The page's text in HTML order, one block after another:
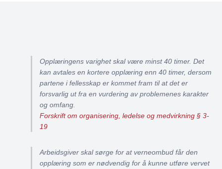
Opplæringens varighet skal være minst 40 timer. Det
kan avtales en kortere opplæring enn 40 timer, dersom
partene i fellesskap er kommet fram til at det er
forsvarlig ut fra en vurdering av problemenes karakter
og omfang.
Forskrift om organisering, ledelse og medvirkning § 3-
19
Arbeidsgiver skal sørge for at verneombud får den
opplæring som er nødvendig for å kunne utføre vervet